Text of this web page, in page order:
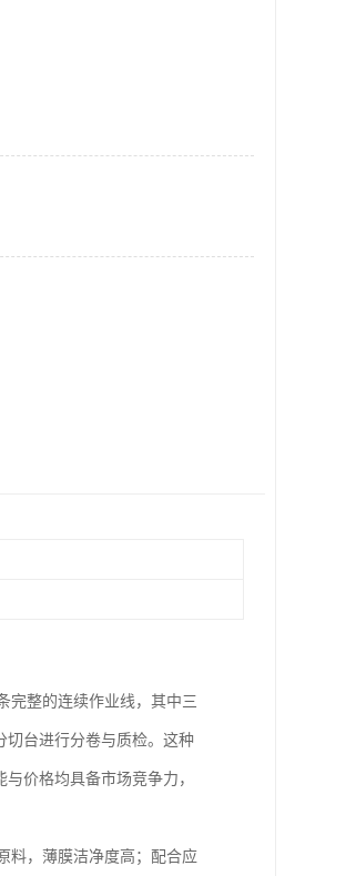
完整的连续作业线，其中三
切台进行分卷与质检。这种
价格均具备市场竞争力，
料，薄膜洁净度高；配合应